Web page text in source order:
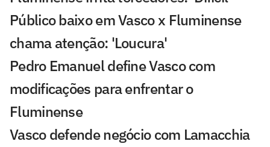
Público baixo em Vasco x Fluminense
chama atenção: 'Loucura'
Pedro Emanuel define Vasco com
modificações para enfrentar o
Fluminense
Vasco defende negócio com Lamacchia